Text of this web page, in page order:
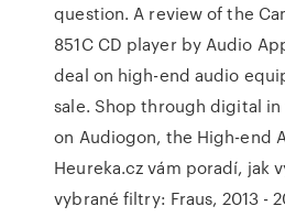
question. A review of the
851C CD player by Audio
deal on high-end audio
sale. Shop through digital
on Audiogon, the High-end
Heureka.cz vám poradí, jak
vybrané filtry: Fraus, 2013 -